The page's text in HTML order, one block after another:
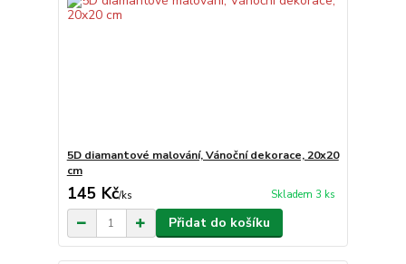
5D diamantové malování, Vánoční dekorace, 20x20
cm
145 Kč/ks Skladem 3 ks
Přidat do košíku